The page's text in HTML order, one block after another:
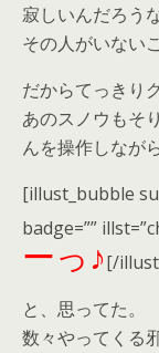
寂しいんだろう
その人がいない
だからてっきり
あのスノウもそ
んを操作しなが
[illust_bubble
badge=””
ーっ♪[/
と、思ってた。
数々やってくる